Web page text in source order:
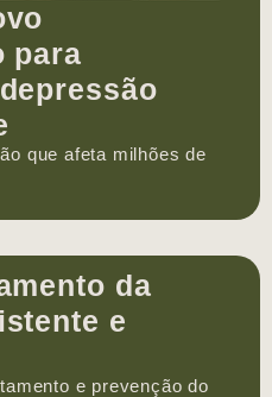
para
que afeta milhões de
da
e
e prevenção do